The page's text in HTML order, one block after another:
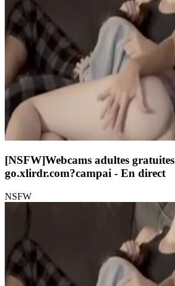
[NSFW]Webcams adultes gratuites
go.xlirdr.com?campai - En direct
NSFW